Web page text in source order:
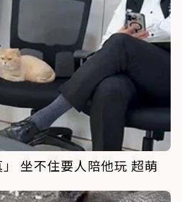
坐不住要人陪他玩 超萌